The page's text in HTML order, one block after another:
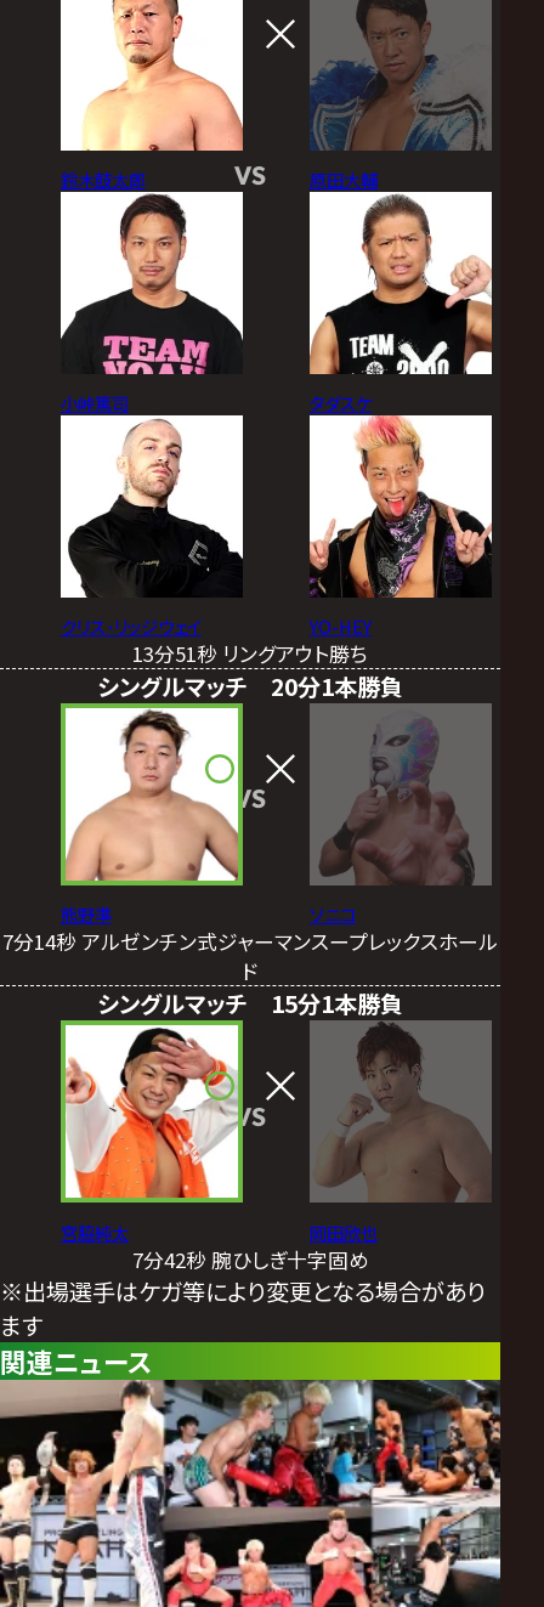
鈴木鼓太郎
小峠篤司
クリス･リッジウェイ
VS 原田大輔
タダスケ
YO-HEY
13分51秒 リングアウト勝ち
シングルマッチ 20分1本勝負
熊野準
VS
ソニコ
7分14秒 アルゼンチン式ジャーマンスープレックスホール
ド
シングルマッチ 15分1本勝負
宮脇純太
VS
岡田欣也
7分42秒 腕ひしぎ十字固め
※出場選手はケガ等により変更となる場合があり
ます
関連ニュース